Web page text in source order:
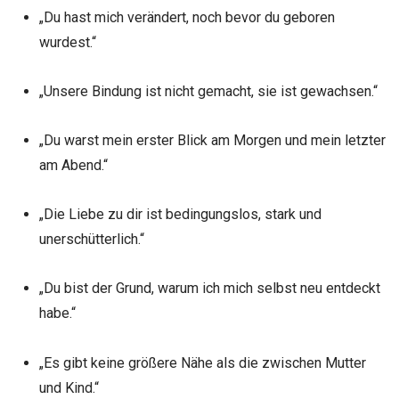
„Du hast mich verändert, noch bevor du geboren
wurdest.“
„Unsere Bindung ist nicht gemacht, sie ist gewachsen.“
„Du warst mein erster Blick am Morgen und mein letzter
am Abend.“
„Die Liebe zu dir ist bedingungslos, stark und
unerschütterlich.“
„Du bist der Grund, warum ich mich selbst neu entdeckt
habe.“
„Es gibt keine größere Nähe als die zwischen Mutter
und Kind.“